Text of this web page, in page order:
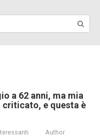
a 62 anni, ma mia
criticato, e questa è
Author